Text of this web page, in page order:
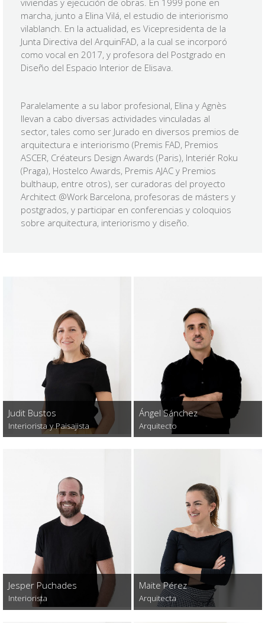
marcha, junto a Elina Vilá, el estudio de interiorismo
vilablanch. En la actualidad, es Vicepresidenta de la
Junta Directiva del ArquinFAD, a la cual se incorporó
como vocal en 2017, y profesora del Postgrado en
Diseño del Espacio Interior de Elisava.
Paralelamente a su labor profesional, Elina y Agnès
llevan a cabo diversas actividades vinculadas al
sector, tales como ser Jurado en diversos premios de
arquitectura e interiorismo (Premis FAD, Premios
ASCER, Créateurs Design Awards (Paris), Interiér Roku
(Praga), Hostelco Awards, Premis AJAC y Premios
bulthaup, entre otros), ser curadoras del proyecto
Architect @Work Barcelona, profesoras de másters y
postgrados, y participar en conferencias y coloquios
sobre arquitectura, interiorismo y diseño.
Judit Bustos
Interiorista y Paisajista
Ángel Sánchez
Arquitecto
Jesper Puchades
Interiorista
Maite Pérez
Arquitecta